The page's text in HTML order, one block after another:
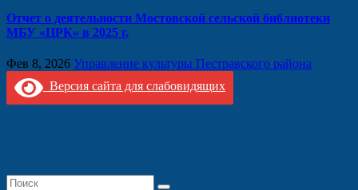
Отчет о деятельности Мостовской сельской библиотеки
МБУ «ЦРК» в 2025 г.
Фев 8, 2026 Управление культуры Пестравского района
Версия сайта для слабовидящих